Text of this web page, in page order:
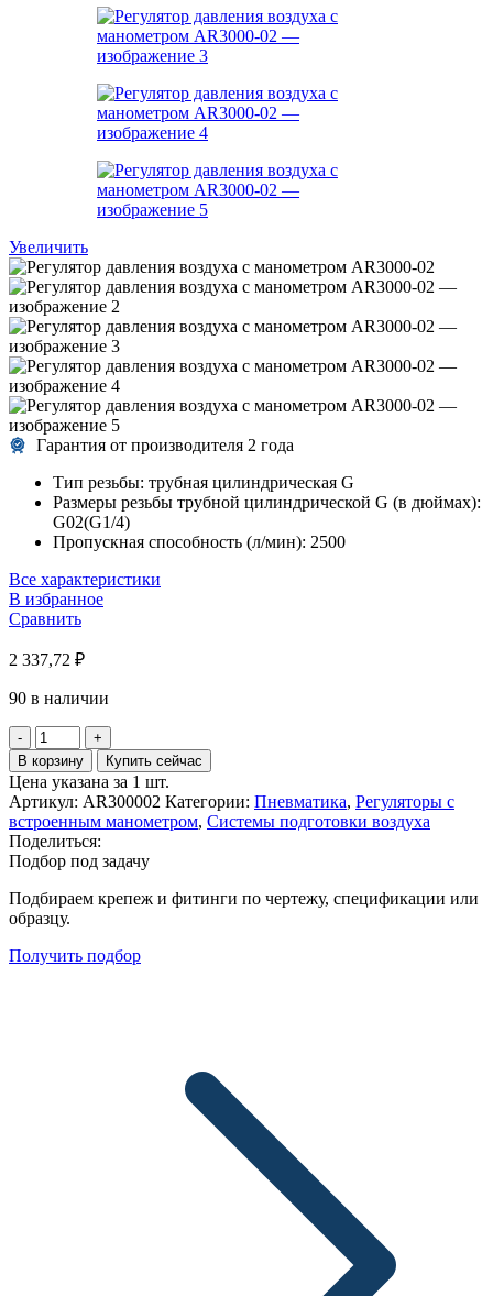
Увеличить
Гарантия от производителя 2 года
Тип резьбы: трубная цилиндрическая G
Размеры резьбы трубной цилиндрической G (в дюймах):
G02(G1/4)
Пропускная способность (л/мин): 2500
Все характеристики
В избранное
Сравнить
2 337,72 ₽
90 в наличии
Количество
товара
Регулятор
давления
воздуха
с
манометром
AR3000-
02
В корзину Купить сейчас
Цена указана за 1 шт.
Артикул: AR300002 Категории: Пневматика, Регуляторы с
встроенным манометром, Системы подготовки воздуха
Поделиться:
Подбор под задачу
Подбираем крепеж и фитинги по чертежу, спецификации или
образцу.
Получить подбор